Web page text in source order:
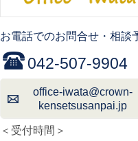
お電話でのお問合せ・相談
042-507-9904
office-iwata@crown-
kensetsusanpai.jp
＜受付時間＞